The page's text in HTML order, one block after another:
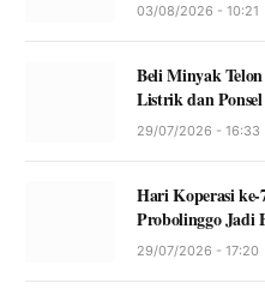
03/08/2026 - 10:21
Beli Minyak
Listrik dan
29/07/2026 - 16:33
Hari Koperasi
Probolinggo Jadi
29/07/2026 - 17:20